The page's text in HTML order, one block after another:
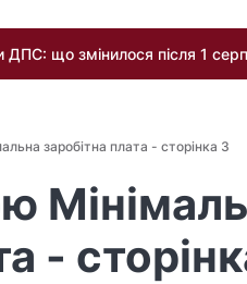
ДПС: що змінилося після 1
заробітна плата - сторінка 3
-